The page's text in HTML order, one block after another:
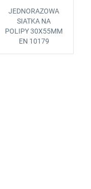
JEDNORAZOWA
SIATKA NA
POLIPY 30X55MM
EN 10179